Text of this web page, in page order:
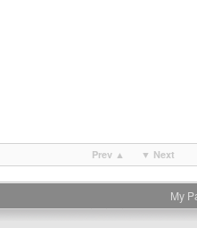
Prev ▲ ▼ Next
My